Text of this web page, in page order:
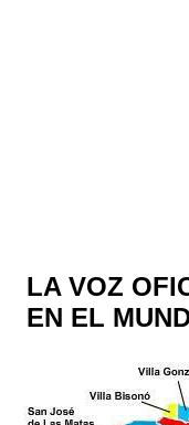
LA VOZ
EN EL